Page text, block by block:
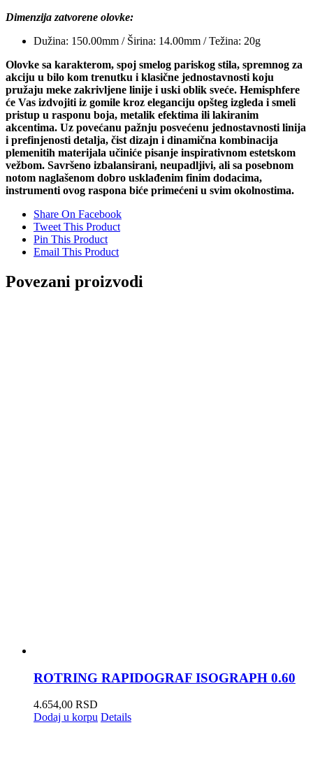
Dimenzija zatvorene olovke:
Dužina: 150.00mm / Širina: 14.00mm / Težina: 20g
Olovke sa karakterom, spoj smelog pariskog stila, spremnog za
akciju u bilo kom trenutku i klasične jednostavnosti koju
pružaju meke zakrivljene linije i uski oblik sveće. Hemisphfere
će Vas izdvojiti iz gomile kroz eleganciju opšteg izgleda i smeli
pristup u rasponu boja, metalik efektima ili lakiranim
akcentima. Uz povećanu pažnju posvećenu jednostavnosti linija
i prefinjenosti detalja, čist dizajn i dinamična kombinacija
plemenitih materijala učiniće pisanje inspirativnom estetskom
vežbom. Savršeno izbalansirani, neupadljivi, ali sa posebnom
notom naglašenom dobro usklađenim finim dodacima,
instrumenti ovog raspona biće primećeni u svim okolnostima.
Share On Facebook
Tweet This Product
Pin This Product
Email This Product
Povezani proizvodi
ROTRING RAPIDOGRAF ISOGRAPH 0.60
4.654,00 RSD
Dodaj u korpu Details